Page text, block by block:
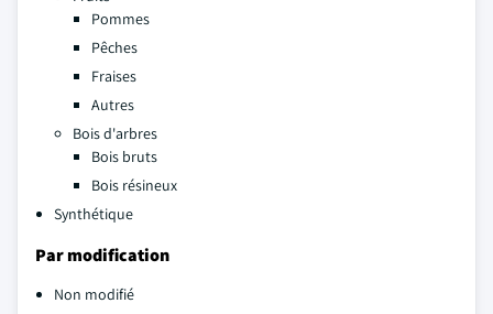
Pommes
Pêches
Fraises
Autres
Bois d'arbres
Bois bruts
Bois résineux
Synthétique
Par modification
Non modifié